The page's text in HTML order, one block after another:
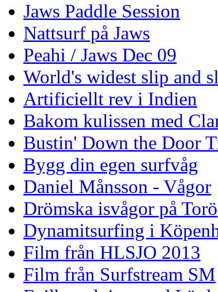
Jaws Paddle Session
Nattsurf på Jaws
Peahi / Jaws Dec 09
World's widest slip and
Artificiellt rev i Indien
Bakom kulissen med
Bustin' Down the Door
Bygg din egen surfvåg
Daniel Månsson - Vågor
Drömska isvågor på Torö
Dynamitsurfing i
Film från HLSJO 2013
Film från Surfstream SM